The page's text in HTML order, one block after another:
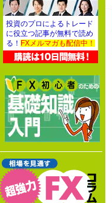
投資のプロによるトレード
に役立つ記事が無料で読め
る！ FXメルマガも配信中！